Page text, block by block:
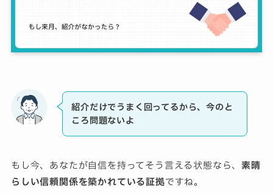
紹介だけでうまく回ってるから、今のと
ころ問題ないよ
もし今、あなたが自信を持ってそう言える状態なら、素晴
らしい信頼関係を築かれている証拠ですね。